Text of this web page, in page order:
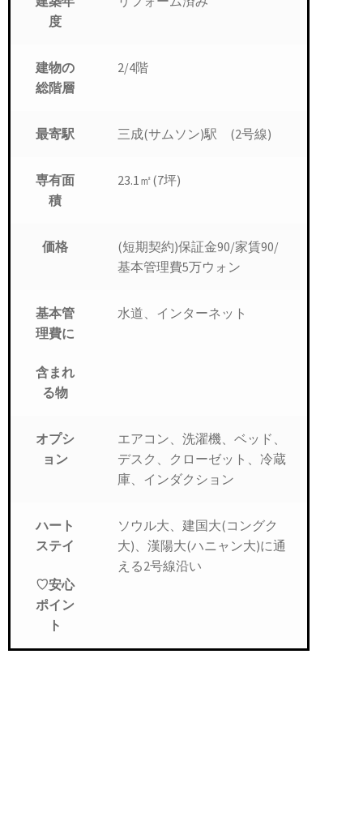
度
建物の
総階層
2/4階
最寄駅 三成(サムソン)駅 (2号線)
専有面
積
23.1㎡(7坪)
価格
(短期契約)保証金90/家賃90/
基本管理費5万ウォン
基本管
理費に
含まれ
る物
水道、インターネット
オプシ
ョン
エアコン、洗濯機、ベッド、
デスク、クローゼット、冷蔵
庫、インダクション
ハート
ステイ
♡安心
ポイン
ト
ソウル大、建国大(コングク
大)、漢陽大(ハニャン大)に通
える2号線沿い